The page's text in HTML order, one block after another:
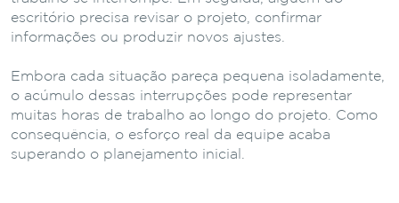
escritório precisa revisar o projeto, confirmar
informações ou produzir novos ajustes.
Embora cada situação pareça pequena isoladamente,
o acúmulo dessas interrupções pode representar
muitas horas de trabalho ao longo do projeto. Como
consequência, o esforço real da equipe acaba
superando o planejamento inicial.